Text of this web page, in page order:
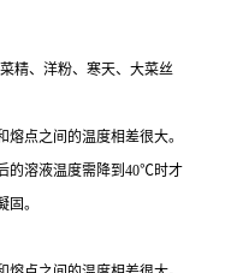
精、洋粉、寒天、大菜丝
点之间的温度相差很大。
的溶液温度需降到40℃时才
。